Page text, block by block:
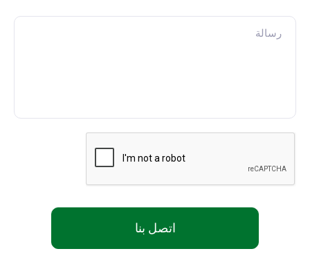
اتصل بنا